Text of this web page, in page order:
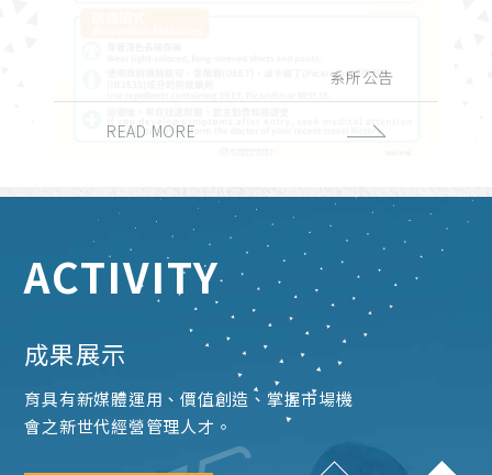
READ MORE
系所公告
READ MORE
課務公告
READ MORE
演講與學術活動
READ MORE
校外活動
READ MORE
校內活動
READ MORE
實習與徵才
READ MORE
獎學金公告
READ MORE
榮譽榜
READ MORE
招生公告
ACTIVITY
成果展示
育具有新媒體運用、價值創造、掌握市場機
會之新世代經營管理人才。